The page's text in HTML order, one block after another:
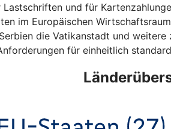
und für
im Europäischen
die Vatikanstadt und
für einheitlich